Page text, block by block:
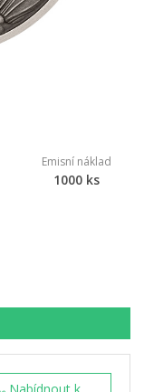
Emisní náklad
1000 ks